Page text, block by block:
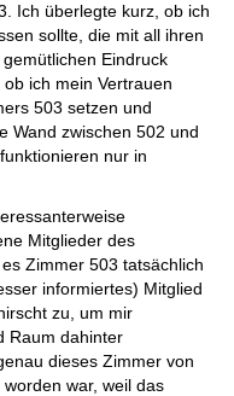
Ich überlegte kurz, ob ich
sollte, die mit all ihren
Eindruck
ich mein Vertrauen
503 setzen und
Wand zwischen 502 und
nur in
Mitglieder des
Zimmer 503 tatsächlich
informiertes) Mitglied
zu, um mir
Raum dahinter
dieses Zimmer von
war, weil das